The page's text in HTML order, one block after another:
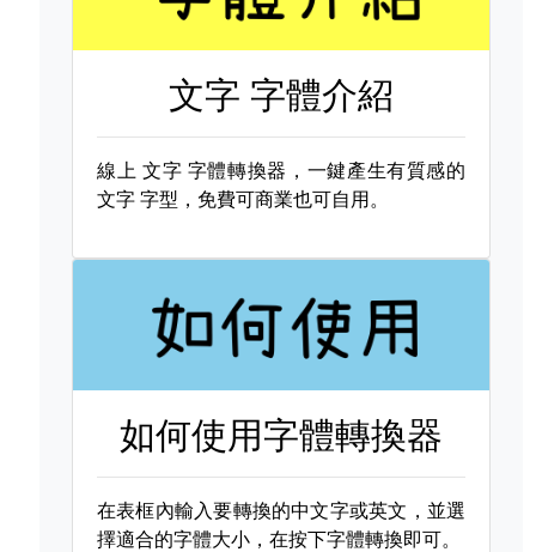
文字 字體介紹
線上 文字 字體轉換器，一鍵產生有質感的
文字 字型，免費可商業也可自用。
如何使用字體轉換器
在表框內輸入要轉換的中文字或英文，並選
擇適合的字體大小，在按下字體轉換即可。